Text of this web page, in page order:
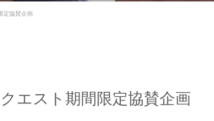
定協賛企画
エスト期間限定協賛企画